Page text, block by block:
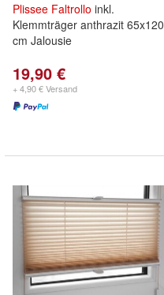
Plissee Faltrollo inkl.
Klemmträger anthrazit 65x120
cm Jalousie
19,90 €
+ 4,90 € Versand